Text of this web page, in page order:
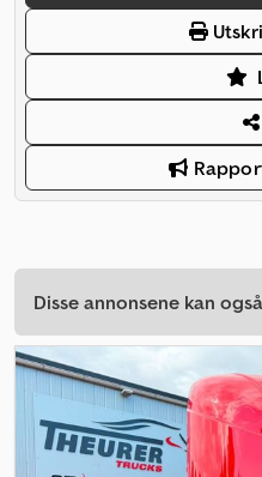
Disse annonsene kan